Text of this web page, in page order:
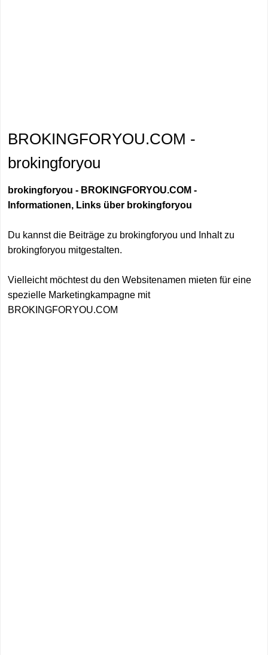
BROKINGFORYOU.COM -
brokingforyou
brokingforyou - BROKINGFORYOU.COM -
Informationen, Links über brokingforyou
Du kannst die Beiträge zu brokingforyou und Inhalt zu
brokingforyou mitgestalten.
Vielleicht möchtest du den Websitenamen mieten für eine
spezielle Marketingkampagne mit
BROKINGFORYOU.COM